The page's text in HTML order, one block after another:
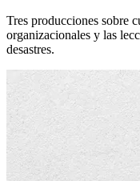
Tres producciones sobre
organizacionales y las
desastres.